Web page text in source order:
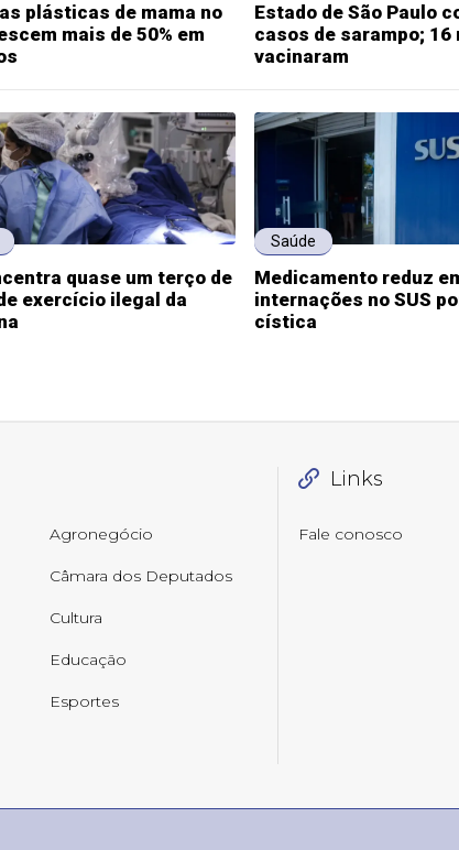
plásticas de mama no
mais de 50% em
Estado de São Paulo
casos de sarampo; 16
vacinaram
quase um terço de
exercício ilegal da
Saúde
Medicamento reduz
internações no SUS
cística
Agronegócio
Câmara dos Deputados
Cultura
Educação
Esportes
Links
Fale conosco